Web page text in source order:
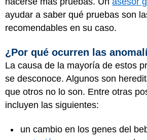
ayudar a saber qué pruebas son
recomendables en su caso.
¿Por qué ocurren las
La causa de la mayoría de estos
se desconoce. Algunos son
que otros no lo son. Entre otras
incluyen las siguientes:
un cambio en los genes del